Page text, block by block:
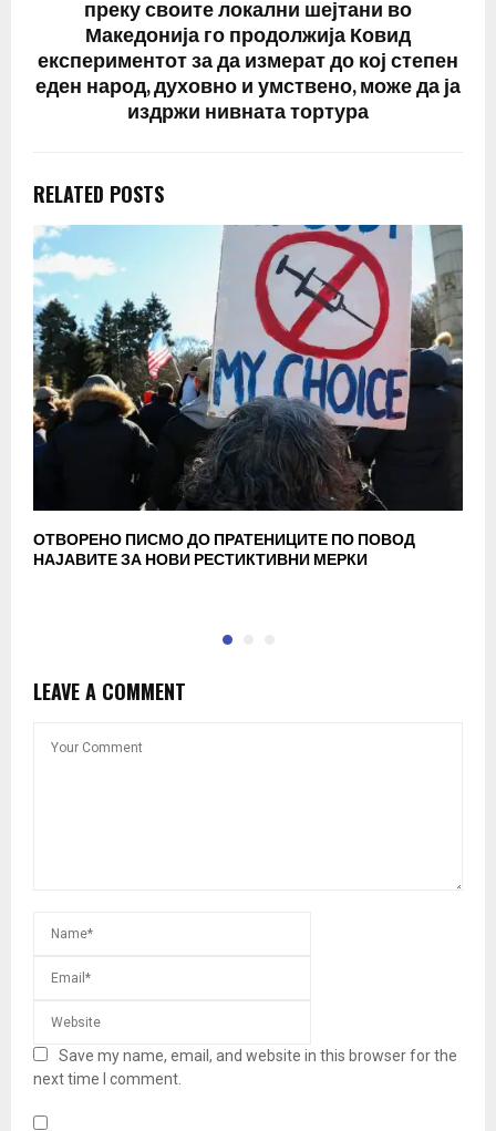
преку своите локални шејтани во
Македонија го продолжија Ковид
експериментот за да измерат до кој степен
еден народ, духовно и умствено, може да ја
издржи нивната тортура
RELATED POSTS
ОТВОРЕНО ПИСМО ДО ПРАТЕНИЦИТЕ ПО ПОВОД
НАЈАВИТЕ ЗА НОВИ РЕСТИКТИВНИ МЕРКИ
LEAVE A COMMENT
Save my name, email, and website in this browser for the
next time I comment.